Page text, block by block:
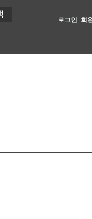
로그인 회